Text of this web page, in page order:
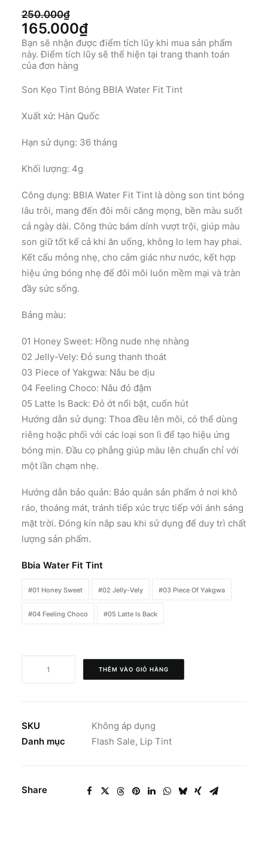
250.000₫
Giá
gốc
là:
165.000₫Giá
hiện
tại
165.000₫.
Bạn sẽ nhận được điểm tích lũy khi mua sản phẩm
này. Điểm tích lũy sẽ thể hiện tại trang thanh toán
của đơn hàng
Son Kẹo Tint Bóng BBIA Water Fit Tint
Xuất xứ: Hàn Quốc
Hạn sử dụng: 36 tháng
Khối lượng: 4g
Công dụng: BBIA Water Fit Tint là dòng son tint bóng
lâu trôi, mang đến đôi môi căng mọng, bền màu suốt
cả ngày dài. Công thức bám dính vượt trội, giúp màu
son giữ tốt kể cả khi ăn uống, không lo lem hay phai.
Kết cấu mỏng nhẹ, cho cảm giác như nước, kết hợp
hiệu ứng bóng nhẹ để đôi môi luôn mềm mại và tràn
đầy sức sống.
Bảng màu:
01 Honey Sweet: Hồng nude nhẹ nhàng
02 Jelly-Vely: Đỏ sung thanh thoát
03 Piece of Yakgwa: Nâu be dịu
04 Feeling Choco: Nâu đỏ đậm
05 Latte Is Back: Đỏ ớt nổi bật, cuốn hút
Hướng dẫn sử dụng: Thoa đều lên môi, có thể dùng
riêng hoặc phối với các loại son lì để tạo hiệu ứng
bóng mịn. Đầu cọ phẳng giúp màu lên chuẩn chỉ với
một lần chạm nhẹ.
Hướng dẫn bảo quản: Bảo quản sản phẩm ở nơi khô
ráo, thoáng mát, tránh tiếp xúc trực tiếp với ánh sáng
mặt trời. Đóng kín nắp sau khi sử dụng để duy trì chất
lượng sản phẩm.
Bbia Water Fit Tint
#01 Honey Sweet #02 Jelly-Vely #03 Piece Of Yakgwa
#04 Feeling Choco #05 Latte Is Back
-
Mukbang
lượng
THÊM VÀO GIỎ HÀNG
SKU
Không áp dụng
Danh mục
Flash Sale, Lip Tint
Share